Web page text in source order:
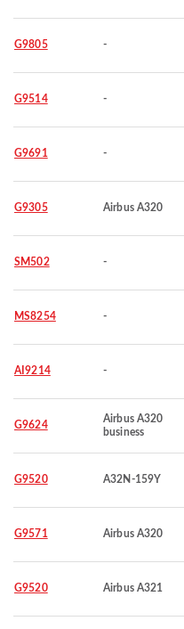
G9805 -
G9514 -
G9691 -
G9305 Airbus A320
SM502 -
MS8254 -
AI9214 -
G9624
Airbus A320
business
G9520 A32N-159Y
G9571 Airbus A320
G9520 Airbus A321